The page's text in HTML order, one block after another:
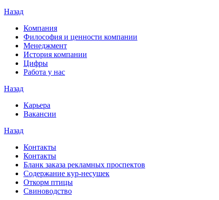
Назад
Компания
Философия и ценности компании
Менеджмент
История компании
Цифры
Работа у нас
Назад
Карьера
Вакансии
Назад
Контакты
Контакты
Бланк заказа рекламных проспектов
Содержание кур-несушек
Откорм птицы
Свиноводство